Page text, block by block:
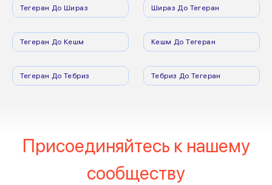
Тегеран До Шираз Шираз До Тегеран
Тегеран До Кешм Кешм До Тегеран
Тегеран До Тебриз Тебриз До Тегеран
Присоединяйтесь к нашему
сообществу